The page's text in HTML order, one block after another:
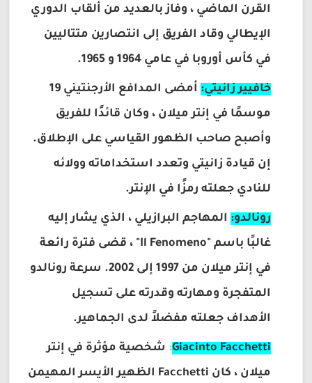
القرن الماضي ، وفاز بالعديد من ألقاب الدوري
الإيطالي وقاد الفريق إلى انتصارين متتاليين
في كأس أوروبا في عامي 1964 و 1965.
خافيير زانيتي:
أمضى المدافع الأرجنتيني 19
موسمًا في إنتر ميلان ، وكان قائدًا للفريق
وأصبح صاحب الظهور القياسي على الإطلاق.
إن قيادة زانيتي وتعدد استخداماته وولائه
للنادي جعلته رمزًا في الإنتر.
رونالدو: المهاجم البرازيلي ، الذي يشار إليه
غالبًا باسم "Il Fenomeno" ، قضى فترة رائعة
في إنتر ميلان من 1997 إلى 2002. سرعة رونالدو
المتفجرة ومهارته وقدرته على تسجيل
الأهداف جعلته مفضلاً لدى الجماهير.
Giacinto Facchetti
: شخصية مؤثرة في إنتر
ميلان ، كان Facchetti الظهير الأيسر المهيمن